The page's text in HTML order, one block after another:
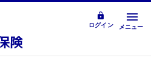
ログイン メニュー